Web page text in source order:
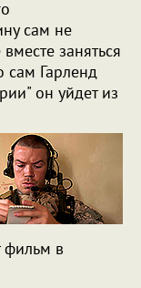
сам не
заняться
сам Гарленд
он уйдет из
фильм в